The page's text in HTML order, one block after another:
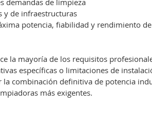
y de infraestructuras
potencia, fiabilidad y rendimiento
la mayoría de los requisitos
específicas o limitaciones de
la combinación definitiva de potencia
más exigentes.